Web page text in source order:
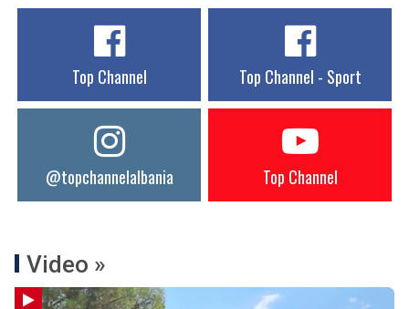
Top Channel Top Channel - Sport
@topchannelalbania Top Channel
Video »